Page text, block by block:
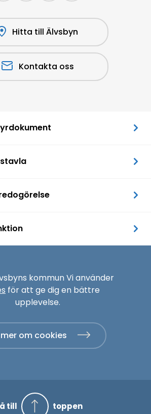
Hitta till Älvsbyn
Kontakta oss
kommun Vi använder
för att ge dig en bättre
upplevelse.
mer om cookies
till toppen